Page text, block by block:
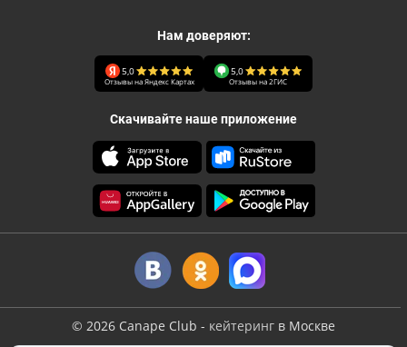
Нам доверяют:
5,0
Отзывы на Яндекс Картах
5,0
Отзывы на 2ГИС
Скачивайте наше приложение
© 2026 Canape Club - кейтеринг в Москве